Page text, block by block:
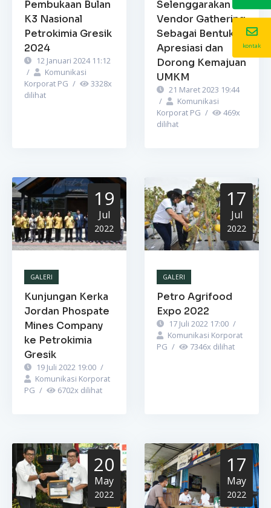
Pembukaan Bulan
K3 Nasional
Petrokimia Gresik
2024
12 Januari 2024 11:12
/
Komunikasi
Korporat PG / 3328x
dilihat
Selenggarakan
Vendor Gathering
Sebagai Bentuk
Apresiasi dan
Dorong Kemajuan
UMKM
21 Maret 2023 19:44
/
Komunikasi
Korporat PG / 469x
dilihat
19
Jul
2022
GALERI
Kunjungan Kerka
Jordan Phospate
Mines Company
ke Petrokimia
Gresik
19 Juli 2022 19:00 /
Komunikasi Korporat
PG / 6702x dilihat
17
Jul
2022
GALERI
Petro Agrifood
Expo 2022
17 Juli 2022 17:00 /
Komunikasi Korporat
PG / 7346x dilihat
20
May
2022
17
May
2022
kontak